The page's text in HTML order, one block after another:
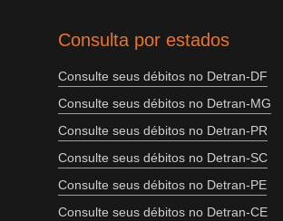
Consulta por estados
Consulte seus débitos no Detran-DF
Consulte seus débitos no Detran-MG
Consulte seus débitos no Detran-PR
Consulte seus débitos no Detran-SC
Consulte seus débitos no Detran-PE
Consulte seus débitos no Detran-CE